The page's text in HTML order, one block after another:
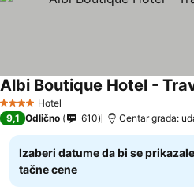
4 ZvezdiceHotel
Albi Boutique Hotel -
9,1 Odlično 610 Centar grada:
Izaberi datume da bi se prikazale
tačne cene